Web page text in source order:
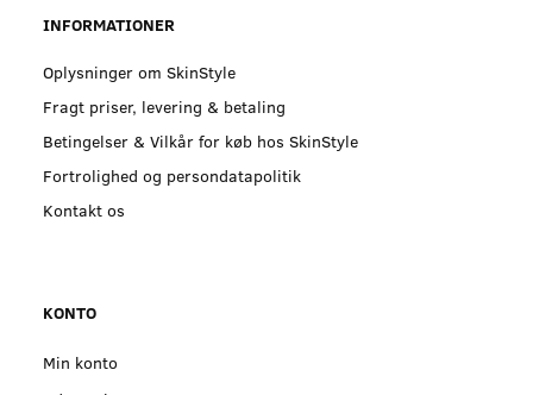
INFORMATIONER
Oplysninger om SkinStyle
Fragt priser, levering & betaling
Betingelser & Vilkår for køb hos SkinStyle
Fortrolighed og persondatapolitik
Kontakt os
KONTO
Min konto